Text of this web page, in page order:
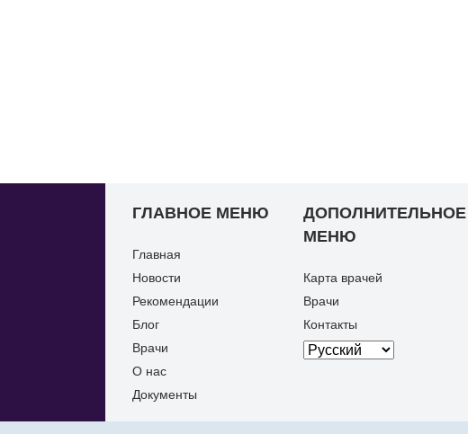
ГЛАВНОЕ МЕНЮ
Главная
Новости
Рекомендации
Блог
Врачи
О нас
Документы
ДОПОЛНИТЕЛЬНОЕ
МЕНЮ
Карта врачей
Врачи
Контакты